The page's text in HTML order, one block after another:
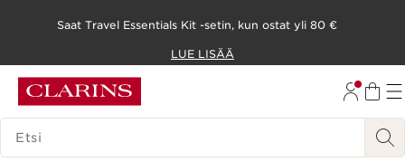
SIIRRY SISÄLTÖÖN
SIIRRY ALATUNNISTEESEEN
Saat Travel Essentials Kit -setin, kun ostat yli 80 €
LUE LISÄÄ
HAKUHISTORIA